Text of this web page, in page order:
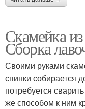
Скамейка
Сборка
Своими руками
спинки собирается
потребуется
же способом к ним